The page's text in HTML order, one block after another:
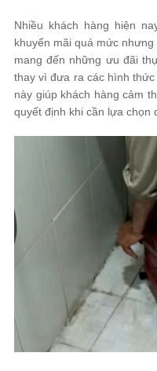
Nhiều khách hàng hiện
khuyến mãi quá mức nhưng
mang đến những ưu đãi
thay vì đưa ra các hình
này giúp khách hàng cảm
quyết định khi cần lựa chọn